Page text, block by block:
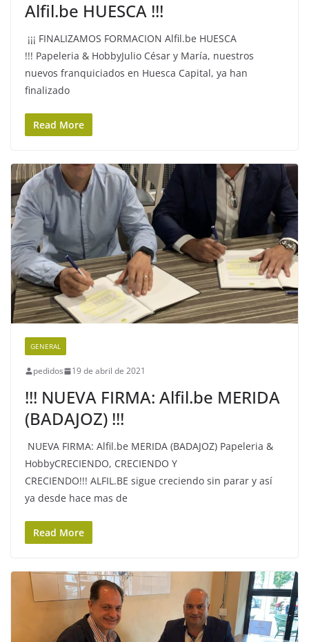
Alfil.be HUESCA !!!
¡¡¡ FINALIZAMOS FORMACION Alfil.be HUESCA
!!! Papeleria & HobbyJulio César y María, nuestros
nuevos franquiciados en Huesca Capital, ya han
finalizado
Read More
GENERAL
pedidos 19 de abril de 2021
!!! NUEVA FIRMA: Alfil.be MERIDA
(BADAJOZ) !!!
NUEVA FIRMA: Alfil.be MERIDA (BADAJOZ) Papeleria &
HobbyCRECIENDO, CRECIENDO Y
CRECIENDO!!! ALFIL.BE sigue creciendo sin parar y así
ya desde hace mas de
Read More